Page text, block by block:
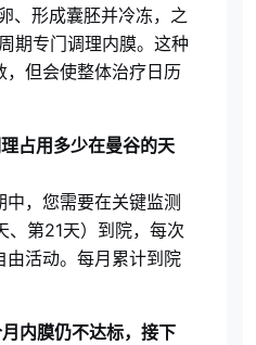
、形成囊胚并冷冻，之
期专门调理内膜。这种
，但会使整体治疗日历
占用多少在曼谷的天
，您需要在关键监测
、第21天）到院，每次
由活动。每月累计到院
内膜仍不达标，接下